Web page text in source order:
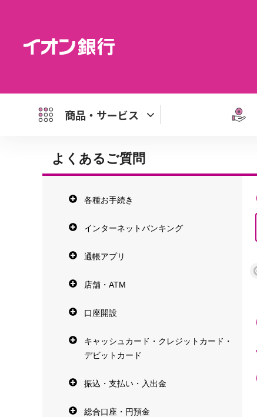
商品・サービス
よくあるご質問
各種お手続き
インターネットバンキング
通帳アプリ
店舗・ATM
口座開設
キャッシュカード・クレジットカード・
デビットカード
振込・支払い・入出金
総合口座・円預金